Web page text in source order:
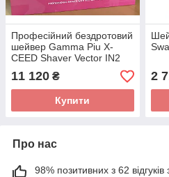
Професійний бездротовий
шейвер Gamma Piu X-
CEED Shaver Vector IN2
11 120 ₴
Купити
2
Про нас
98% позитивних з 62 відгуків